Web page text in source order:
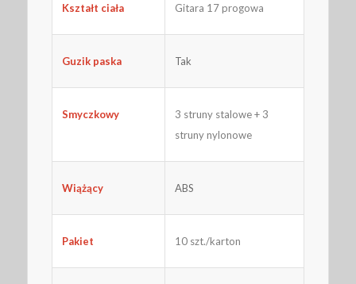
Kształt ciała Gitara 17 progowa
Guzik paska Tak
Smyczkowy
3 struny stalowe + 3
struny nylonowe
Wiążący ABS
Pakiet 10 szt./karton